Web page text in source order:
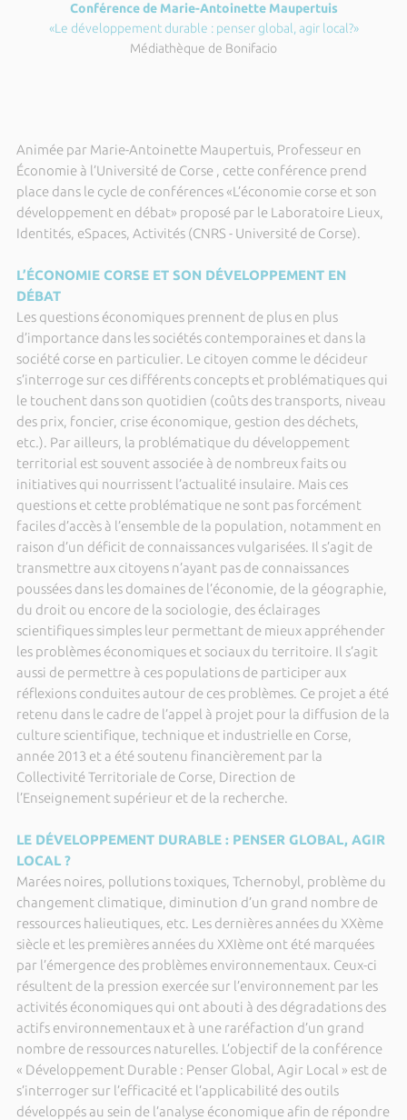
Conférence de Marie-Antoinette Maupertuis
«Le développement durable : penser global, agir local?»
Médiathèque de Bonifacio
Animée par Marie-Antoinette Maupertuis, Professeur en
Économie à l’Université de Corse , cette conférence prend
place dans le cycle de conférences «L’économie corse et son
développement en débat» proposé par le Laboratoire Lieux,
Identités, eSpaces, Activités (CNRS - Université de Corse).
L’ÉCONOMIE CORSE ET SON DÉVELOPPEMENT EN
DÉBAT
Les questions économiques prennent de plus en plus
d’importance dans les sociétés contemporaines et dans la
société corse en particulier. Le citoyen comme le décideur
s’interroge sur ces différents concepts et problématiques qui
le touchent dans son quotidien (coûts des transports, niveau
des prix, foncier, crise économique, gestion des déchets,
etc.). Par ailleurs, la problématique du développement
territorial est souvent associée à de nombreux faits ou
initiatives qui nourrissent l’actualité insulaire. Mais ces
questions et cette problématique ne sont pas forcément
faciles d’accès à l’ensemble de la population, notamment en
raison d’un déficit de connaissances vulgarisées. Il s’agit de
transmettre aux citoyens n’ayant pas de connaissances
poussées dans les domaines de l’économie, de la géographie,
du droit ou encore de la sociologie, des éclairages
scientifiques simples leur permettant de mieux appréhender
les problèmes économiques et sociaux du territoire. Il s’agit
aussi de permettre à ces populations de participer aux
réflexions conduites autour de ces problèmes. Ce projet a été
retenu dans le cadre de l’appel à projet pour la diffusion de la
culture scientifique, technique et industrielle en Corse,
année 2013 et a été soutenu financièrement par la
Collectivité Territoriale de Corse, Direction de
l’Enseignement supérieur et de la recherche.
LE DÉVELOPPEMENT DURABLE : PENSER GLOBAL, AGIR
LOCAL ?
Marées noires, pollutions toxiques, Tchernobyl, problème du
changement climatique, diminution d’un grand nombre de
ressources halieutiques, etc. Les dernières années du XXème
siècle et les premières années du XXIème ont été marquées
par l’émergence des problèmes environnementaux. Ceux-ci
résultent de la pression exercée sur l’environnement par les
activités économiques qui ont abouti à des dégradations des
actifs environnementaux et à une raréfaction d’un grand
nombre de ressources naturelles. L’objectif de la conférence
« Développement Durable : Penser Global, Agir Local » est de
s’interroger sur l’efficacité et l’applicabilité des outils
développés au sein de l’analyse économique afin de répondre